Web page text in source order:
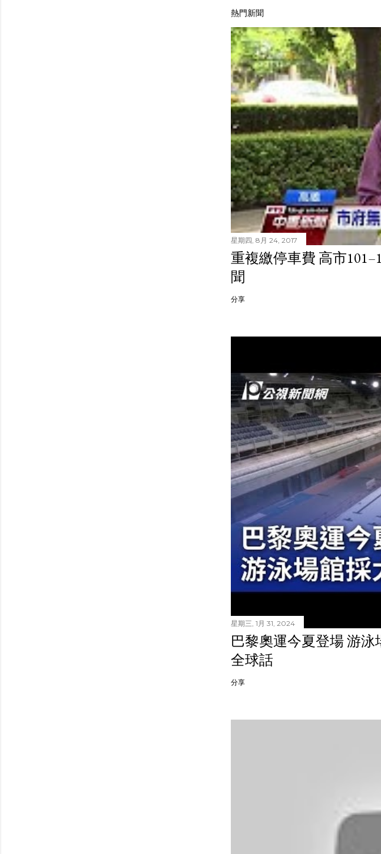
熱門新聞
星期四, 8月 24, 2017
重複繳停車費 高市
聞
分享
星期三, 1月 31, 2024
巴黎奧運今夏登場 游泳
全球話
分享